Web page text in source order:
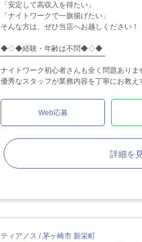
「安定して高収入を得たい」
「ナイトワークで一旗揚げたい」
そんな方は、ぜひ当店へお越しください！
◆♢◆経験・年齢は不問◆♢◆
ナイトワーク初心者さんも全く問題ありま
優秀なスタッフが業務内容を丁寧にお教え
Web応募
詳細を
ティアノス / 茅ヶ崎市 新栄町